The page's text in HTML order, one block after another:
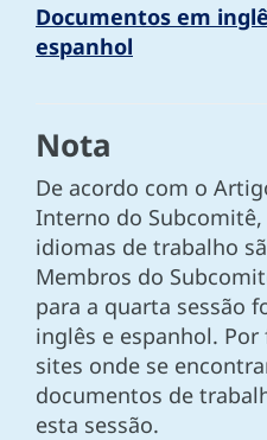
Documentos em
espanhol
Nota
De acordo com o
Interno do
idiomas de trabalho
Membros do
para a quarta sessão
inglês e espanhol.
sites onde se
documentos de
esta sessão.